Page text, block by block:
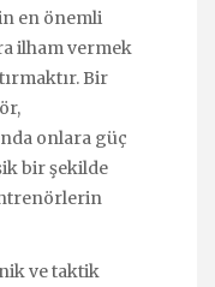
en önemli
ilham vermek
Bir
onlara güç
bir şekilde
ve taktik